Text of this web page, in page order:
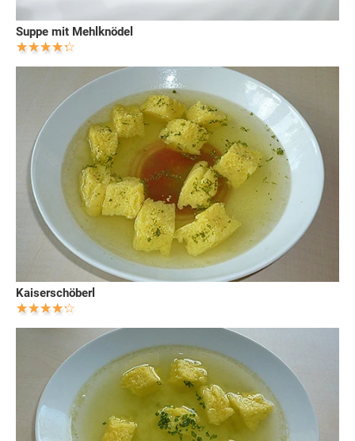
Suppe mit Mehlknödel
Kaiserschöberl